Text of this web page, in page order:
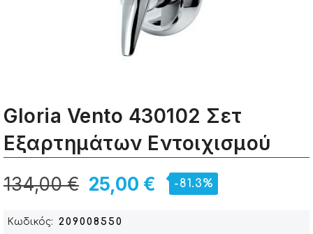
Gloria Vento 430102 Σετ
Εξαρτημάτων Εντοιχισμού
25,00 €
134,00 € -81.3%
Κωδικός
209008550